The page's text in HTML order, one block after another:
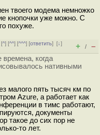
твоего модема немножко
кнопочки уже можно. С
похуже.
[^] [^^] [^^^] [ответить][↓]
+ / –
когда
нативными
малого пять тысяч км по
Azure, а работает как
в тимс работают,
документы
такое до сих пор не
то лет.